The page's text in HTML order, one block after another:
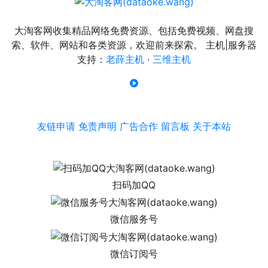
大淘客网收集精品网络免费资源、包括免费视频、网盘搜
索、软件、网站和各类资源，欢迎前来探索。 主机|服务器
支持： 老薛主机 · 三维主机
友链申请 免责声明 广告合作 留言板 关于本站
扫码加QQ
微信服务号
微信订阅号